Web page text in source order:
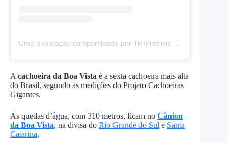
Uma publicação compartilhada por TRIPlheiros (@triplheiros)
A cachoeira da Boa Vista é a sexta cachoeira mais alta
do Brasil, segundo as medições do Projeto Cachoeiras
Gigantes.
As quedas d’água, com 310 metros, ficam no Cânion
da Boa Vista, na divisa do Rio Grande do Sul e Santa
Catarina.